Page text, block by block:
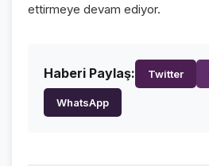
ettirmeye devam ediyor.
Haberi Paylaş: Twitter
WhatsApp